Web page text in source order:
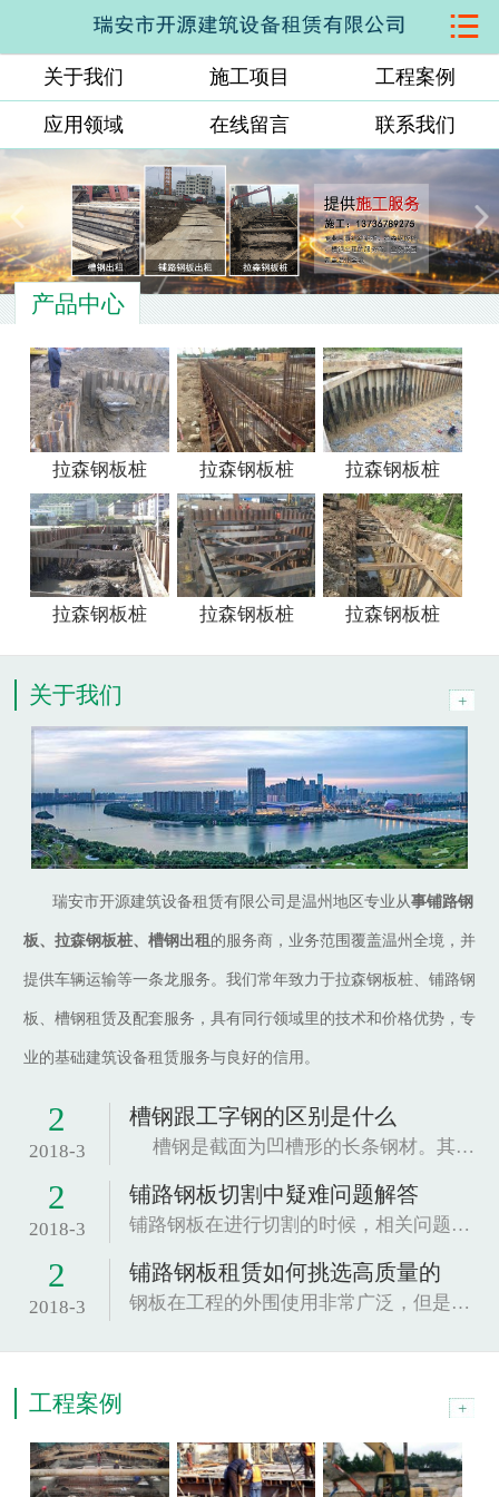
网站首页
关于我们
施工项目
工程案例
应用领域
在线留言
联系我们

关于我们 施工项目 工程案例
应用领域 在线留言 联系我们
产品中心
拉森钢板桩 拉森钢板桩 拉森钢板桩
拉森钢板桩 拉森钢板桩 拉森钢板桩
关于我们
瑞安市开源建筑设备租赁有限公司是温州地区专业从事铺路钢
板、拉森钢板桩、槽钢出租的服务商，业务范围覆盖温州全境，并
提供车辆运输等一条龙服务。我们常年致力于拉森钢板桩、铺路钢
板、槽钢租赁及配套服务，具有同行领域里的技术和价格优势，专
业的基础建筑设备租赁服务与良好的信用。
2
2018-3
槽钢跟工字钢的区别是什么
槽钢是截面为凹槽形的长条钢材。其规格以腰高（h...
2
2018-3
铺路钢板切割中疑难问题解答
铺路钢板在进行切割的时候，相关问题也是很关...
2
2018-3
铺路钢板租赁如何挑选高质量的
钢板在工程的外围使用非常广泛，但是因为这种材...
工程案例